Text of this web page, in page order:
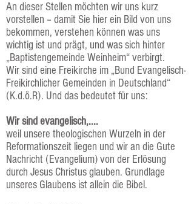
An dieser Stellen möchten wir uns kurz
vorstellen – damit Sie hier ein Bild von uns
bekommen, verstehen können was uns
wichtig ist und prägt, und was sich hinter
„Baptistengemeinde Weinheim“ verbirgt.
Wir sind eine Freikirche im „Bund Evangelisch-
Freikirchlicher Gemeinden in Deutschland“
(K.d.ö.R). Und das bedeutet für uns:
Wir sind evangelisch,....
weil unsere theologischen Wurzeln in der
Reformationszeit liegen und wir an die Gute
Nachricht (Evangelium) von der Erlösung
durch Jesus Christus glauben. Grundlage
unseres Glaubens ist allein die Bibel.